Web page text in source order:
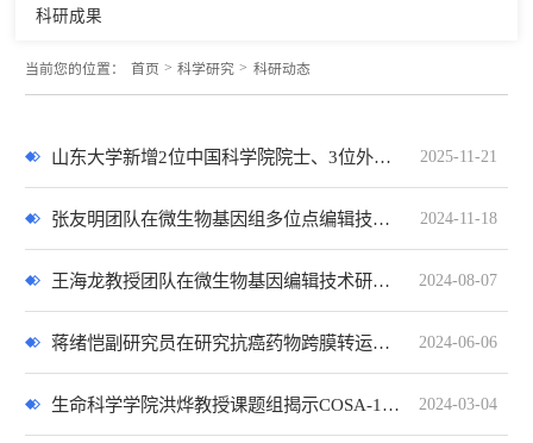
科研成果
当前您的位置： 首页 > 科学研究 > 科研动态
山东大学新增2位中国科学院院士、3位外籍院士 2025-11-21
张友明团队在微生物基因组多位点编辑技术领域取得重要进展 2024-11-18
王海龙教授团队在微生物基因编辑技术研究领域取得新进展 2024-08-07
蒋绪恺副研究员在研究抗癌药物跨膜转运机制领域取得新进展 2024-06-06
生命科学学院洪烨教授课题组揭示COSA-1蛋白介导的多细胞动物减数分裂交叉形成机制 2024-03-04